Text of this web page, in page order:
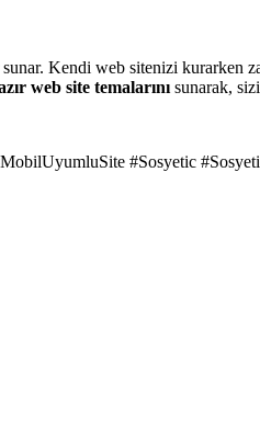
Kendi web sitenizi
web site temalarını sunarak,
#Sosyetic